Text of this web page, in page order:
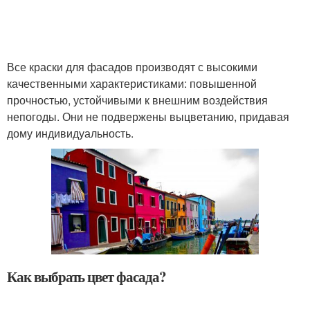
Все краски для фасадов производят с высокими
качественными характеристиками: повышенной
прочностью, устойчивыми к внешним воздействия
непогоды. Они не подвержены выцветанию, придавая
дому индивидуальность.
Как выбрать цвет фасада?